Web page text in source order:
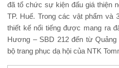
đã tổ chức sự kiện đấu giá thiện
TP. Huế. Trong các vật phẩm và
thiết kế nổi tiếng được mang ra
Hương – SBD 212 đến từ
bộ trang phục dạ hội của NTK